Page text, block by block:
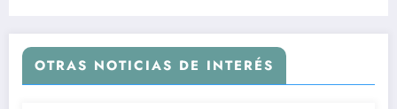
OTRAS NOTICIAS DE INTERÉS